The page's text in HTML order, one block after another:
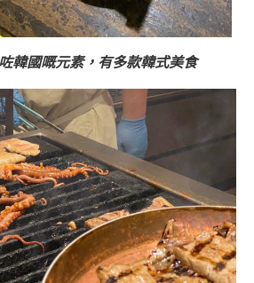
韓國嘅元素，有多款韓式美食